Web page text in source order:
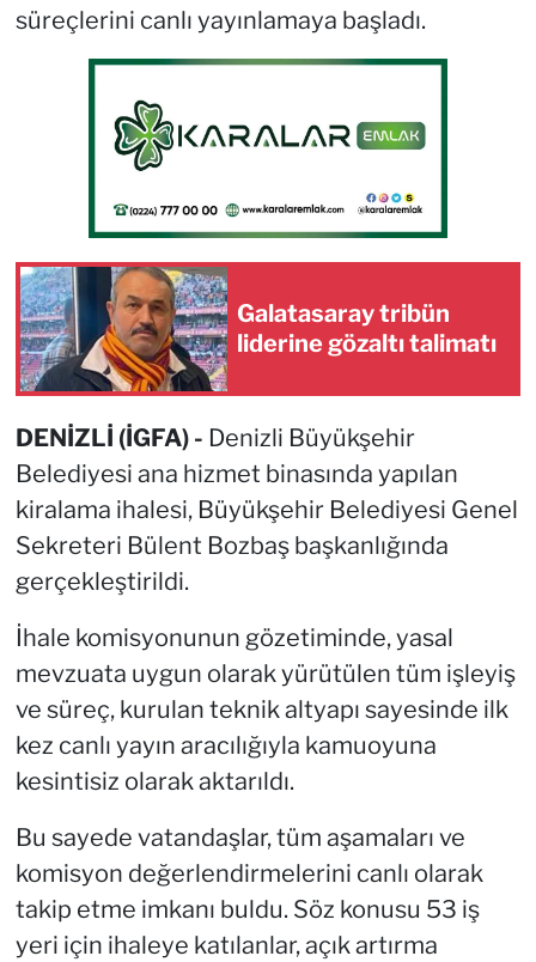
süreçlerini canlı yayınlamaya başladı.
Galatasaray tribün
liderine gözaltı talimatı
DENİZLİ (İGFA) - Denizli Büyükşehir
Belediyesi ana hizmet binasında yapılan
kiralama ihalesi, Büyükşehir Belediyesi Genel
Sekreteri Bülent Bozbaş başkanlığında
gerçekleştirildi.
İhale komisyonunun gözetiminde, yasal
mevzuata uygun olarak yürütülen tüm işleyiş
ve süreç, kurulan teknik altyapı sayesinde ilk
kez canlı yayın aracılığıyla kamuoyuna
kesintisiz olarak aktarıldı.
Bu sayede vatandaşlar, tüm aşamaları ve
komisyon değerlendirmelerini canlı olarak
takip etme imkanı buldu. Söz konusu 53 iş
yeri için ihaleye katılanlar, açık artırma